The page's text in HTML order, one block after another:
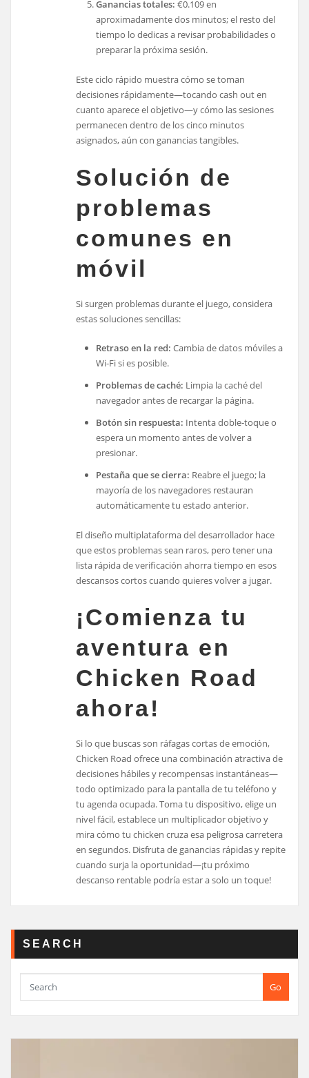
Ganancias totales: €0.109 en
aproximadamente dos minutos; el resto del
tiempo lo dedicas a revisar probabilidades o
preparar la próxima sesión.
Este ciclo rápido muestra cómo se toman
decisiones rápidamente—tocando cash out en
cuanto aparece el objetivo—y cómo las sesiones
permanecen dentro de los cinco minutos
asignados, aún con ganancias tangibles.
Solución de
problemas
comunes en
móvil
Si surgen problemas durante el juego, considera
estas soluciones sencillas:
Retraso en la red: Cambia de datos móviles a
Wi‑Fi si es posible.
Problemas de caché: Limpia la caché del
navegador antes de recargar la página.
Botón sin respuesta: Intenta doble‑toque o
espera un momento antes de volver a
presionar.
Pestaña que se cierra: Reabre el juego; la
mayoría de los navegadores restauran
automáticamente tu estado anterior.
El diseño multiplataforma del desarrollador hace
que estos problemas sean raros, pero tener una
lista rápida de verificación ahorra tiempo en esos
descansos cortos cuando quieres volver a jugar.
¡Comienza tu
aventura en
Chicken Road
ahora!
Si lo que buscas son ráfagas cortas de emoción,
Chicken Road ofrece una combinación atractiva de
decisiones hábiles y recompensas instantáneas—
todo optimizado para la pantalla de tu teléfono y
tu agenda ocupada. Toma tu dispositivo, elige un
nivel fácil, establece un multiplicador objetivo y
mira cómo tu chicken cruza esa peligrosa carretera
en segundos. Disfruta de ganancias rápidas y repite
cuando surja la oportunidad—¡tu próximo
descanso rentable podría estar a solo un toque!
SEARCH
Go